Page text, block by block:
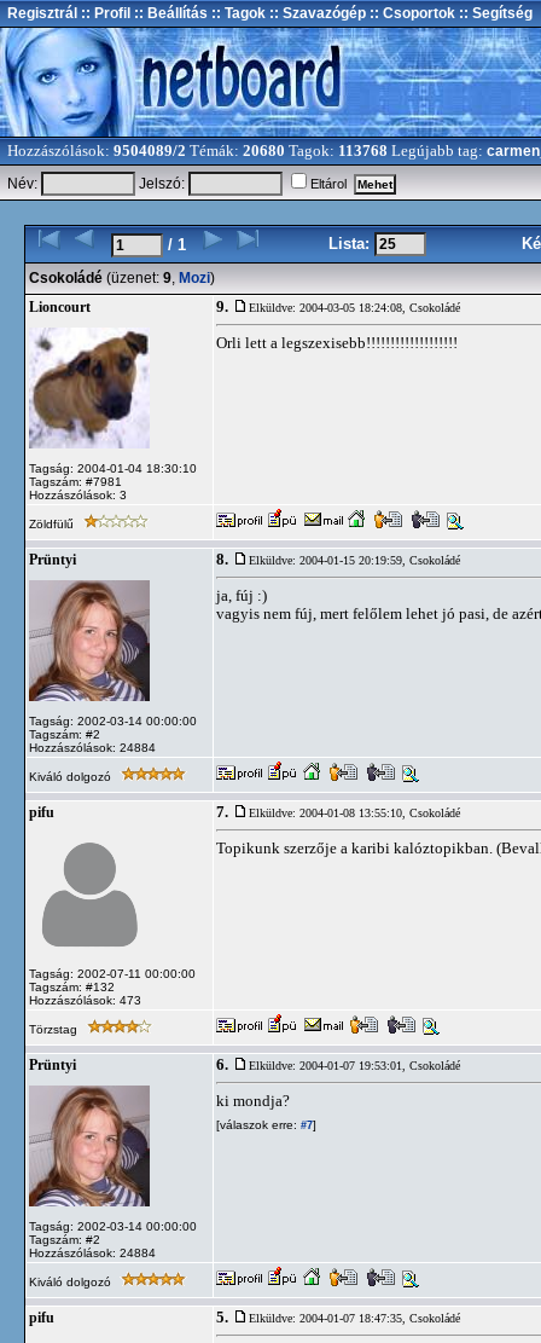
Regisztrál :: Profil :: Beállítás :: Tagok :: Szavazógép :: Csoportok :: Segítség
Hozzászólások: 9504089/2 Témák: 20680 Tagok: 113768 Legújabb tag:
Név:
Jelszó: Eltárol
/ 1 Lista:
Csokoládé (üzenet: 9, Mozi)
Lioncourt
Tagság: 2004-01-04 18:30:10
Tagszám: #7981
Hozzászólások: 3
9. Elküldve: 2004-03-05 18:24:08, Csokoládé
Orli lett a legszexisebb!!!!!!!!!!!!!!!!!!!
Zöldfülű
Prüntyi
Tagság: 2002-03-14 00:00:00
Tagszám: #2
Hozzászólások: 24884
8. Elküldve: 2004-01-15 20:19:59, Csokoládé
ja, fúj :)
vagyis nem fúj, mert felőlem lehet jó pasi, de
Kiváló dolgozó
pifu
Tagság: 2002-07-11 00:00:00
Tagszám: #132
Hozzászólások: 473
7. Elküldve: 2004-01-08 13:55:10, Csokoládé
Topikunk szerzője a karibi kalóztopikban.
Törzstag
Prüntyi
Tagság: 2002-03-14 00:00:00
Tagszám: #2
Hozzászólások: 24884
6. Elküldve: 2004-01-07 19:53:01, Csokoládé
ki mondja?
[válaszok erre: #7]
Kiváló dolgozó
pifu 5. Elküldve: 2004-01-07 18:47:35, Csokoládé